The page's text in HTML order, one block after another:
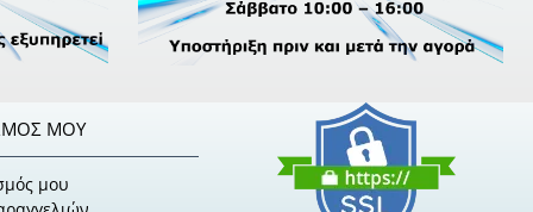
ΜΟΥ
μου